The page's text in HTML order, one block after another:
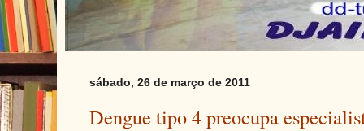
sábado, 26 de março de 2011
Dengue tipo 4 preocupa